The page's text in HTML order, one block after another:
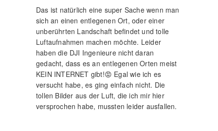
Das ist natürlich eine super Sache wenn man
sich an einen entlegenen Ort, oder einer
unberührten Landschaft befindet und tolle
Luftaufnahmen machen möchte. Leider
haben die DJI Ingenieure nicht daran
gedacht, dass es an entlegenen Orten meist
KEIN INTERNET gibt!😡 Egal wie ich es
versucht habe, es ging einfach nicht. Die
tollen Bilder aus der Luft, die ich mir hier
versprochen habe, mussten leider ausfallen.